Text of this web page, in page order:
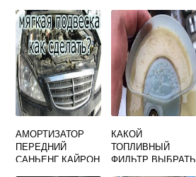
АМОРТИЗАТОР
ПЕРЕДНИЙ
САНЬЕНГ КАЙРОН
КАКОЙ
ТОПЛИВНЫЙ
ФИЛЬТР ВЫБРАТЬ